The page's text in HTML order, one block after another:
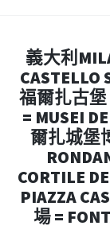
義大利
CASTELLO
福爾扎古堡
= MUSEI
爾扎城堡
CORTILE
PIAZZA
場 =